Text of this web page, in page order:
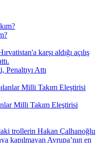
Penaltıyı Attı
Milli Takım Eleştirisi